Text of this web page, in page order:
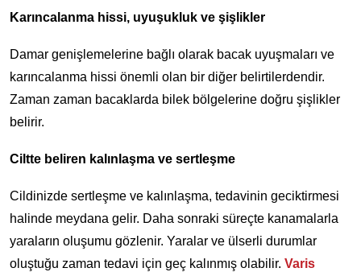
Karıncalanma hissi, uyuşukluk ve şişlikler
Damar genişlemelerine bağlı olarak bacak uyuşmaları ve
karıncalanma hissi önemli olan bir diğer belirtilerdendir.
Zaman zaman bacaklarda bilek bölgelerine doğru şişlikler
belirir.
Ciltte beliren kalınlaşma ve sertleşme
Cildinizde sertleşme ve kalınlaşma, tedavinin geciktirmesi
halinde meydana gelir. Daha sonraki süreçte kanamalarla
yaraların oluşumu gözlenir. Yaralar ve ülserli durumlar
oluştuğu zaman tedavi için geç kalınmış olabilir. Varis